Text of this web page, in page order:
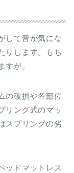
して音が気にな
りします。もち
すが。
の破損や各部位
リング式のマッ
スプリングの劣
ッドマットレス